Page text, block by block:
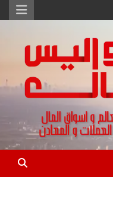
المال و العملات